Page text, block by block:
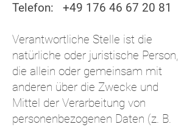
Telefon: +49 176 46 67 20 81
Verantwortliche Stelle ist die
natürliche oder juristische Person,
die allein oder gemeinsam mit
anderen über die Zwecke und
Mittel der Verarbeitung von
personenbezogenen Daten (z. B.